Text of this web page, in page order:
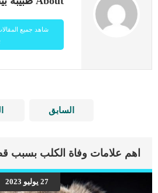
شاهد جميع
السابق
اهم علامات وفاة الكلب بسبب
27 يوليو 2023